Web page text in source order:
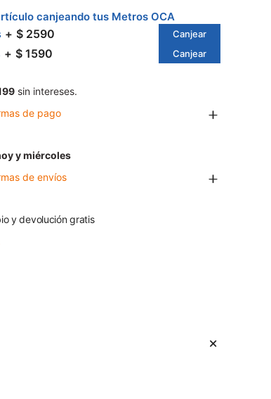
canjeando tus Metros OCA
$ 2590 Canjear
$ 1590 Canjear
sin intereses.
de pago
y miércoles
de envíos
y devolución gratis